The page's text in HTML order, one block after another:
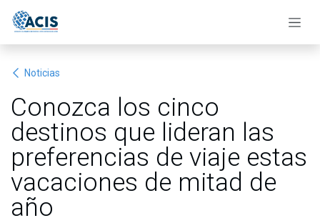
Noticias
Conozca los cinco
destinos que lideran las
preferencias de viaje estas
vacaciones de mitad de
año